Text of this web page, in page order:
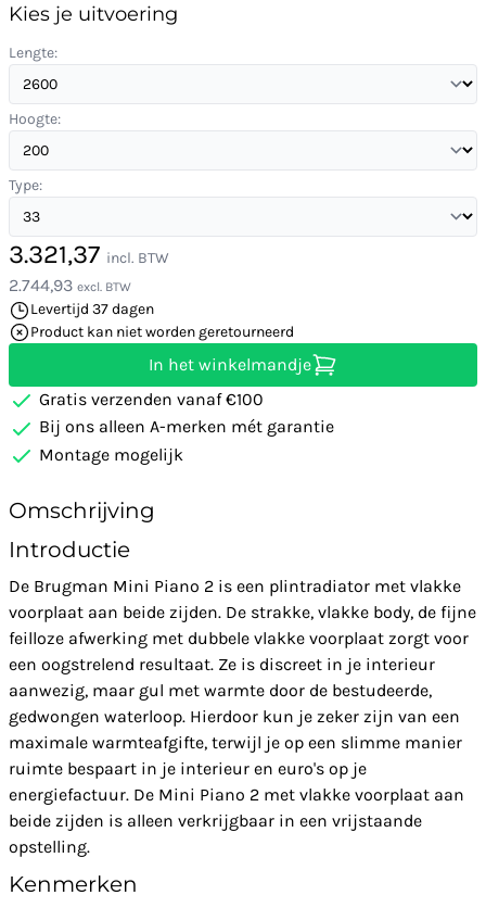
Kies je uitvoering
Lengte:
Hoogte:
Type:
3.321,37 incl. BTW
2.744,93 excl. BTW
Levertijd 37 dagen
Product kan niet worden geretourneerd
In het winkelmandje
Gratis verzenden vanaf €100
Bij ons alleen A-merken mét garantie
Montage mogelijk
Omschrijving
Introductie
De Brugman Mini Piano 2 is een plintradiator met vlakke
voorplaat aan beide zijden. De strakke, vlakke body, de fijne
feilloze afwerking met dubbele vlakke voorplaat zorgt voor
een oogstrelend resultaat. Ze is discreet in je interieur
aanwezig, maar gul met warmte door de bestudeerde,
gedwongen waterloop. Hierdoor kun je zeker zijn van een
maximale warmteafgifte, terwijl je op een slimme manier
ruimte bespaart in je interieur en euro's op je
energiefactuur. De Mini Piano 2 met vlakke voorplaat aan
beide zijden is alleen verkrijgbaar in een vrijstaande
opstelling.
Kenmerken